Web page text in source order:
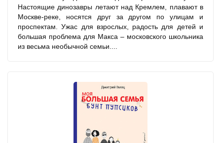
Настоящие динозавры летают над Кремлем, плавают в
Москве-реке, носятся друг за другом по улицам и
проспектам. Ужас для взрослых, радость для детей и
большая проблема для Макса – московского школьника
из весьма необычной семьи....